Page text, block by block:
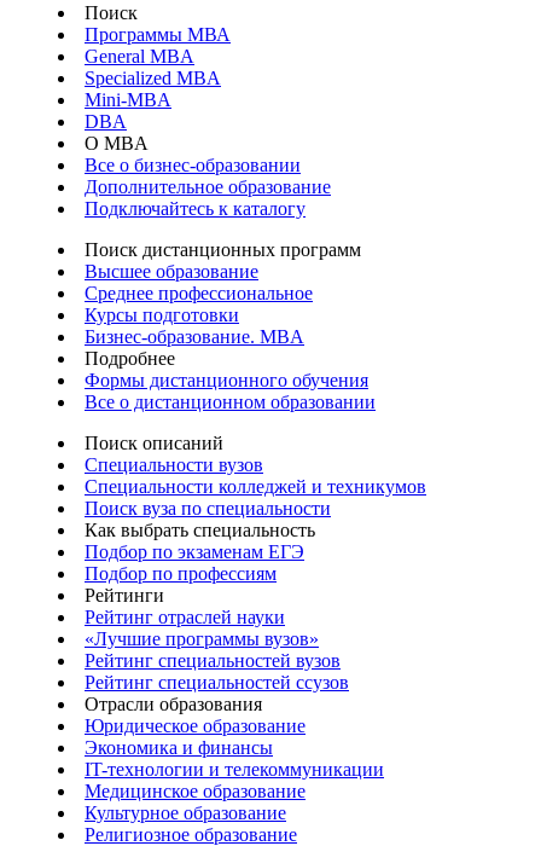
Поиск
Программы МВА
General MBA
Specialized MBA
Mini-MBA
DBA
О MBA
Все о бизнес-образовании
Дополнительное образование
Подключайтесь к каталогу
Поиск дистанционных программ
Высшее образование
Среднее профессиональное
Курсы подготовки
Бизнес-образование. MBA
Подробнее
Формы дистанционного обучения
Все о дистанционном образовании
Поиск описаний
Специальности вузов
Специальности колледжей и техникумов
Поиск вуза по специальности
Как выбрать специальность
Подбор по экзаменам ЕГЭ
Подбор по профессиям
Рейтинги
Рейтинг отраслей науки
«Лучшие программы вузов»
Рейтинг специальностей вузов
Рейтинг специальностей ссузов
Отрасли образования
Юридическое образование
Экономика и финансы
IT-технологии и телекоммуникации
Медицинское образование
Культурное образование
Религиозное образование